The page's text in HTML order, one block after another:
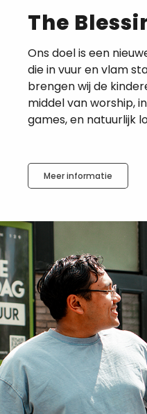
The
Ons doel is een
die in vuur en vlam
brengen wij de
middel van worship,
games, en natuurlijk
Meer informatie